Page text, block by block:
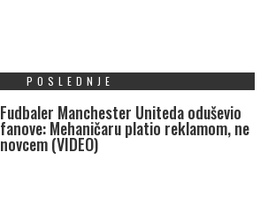
POSLEDNJE
Fudbaler Manchester Uniteda oduševio
fanove: Mehaničaru platio reklamom, ne
novcem (VIDEO)